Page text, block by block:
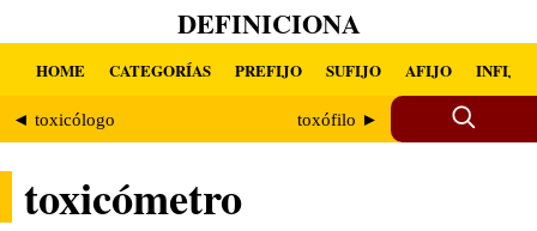
DEFINICIONA
HOME CATEGORÍAS PREFIJO SUFIJO AFIJO INFIJO
◄ toxicólogo toxófilo ►
toxicómetro